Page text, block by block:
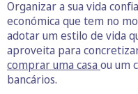
Organizar a sua vida
económica que tem no
adotar um estilo de vida
aproveita para
comprar uma casa ou um
bancários.